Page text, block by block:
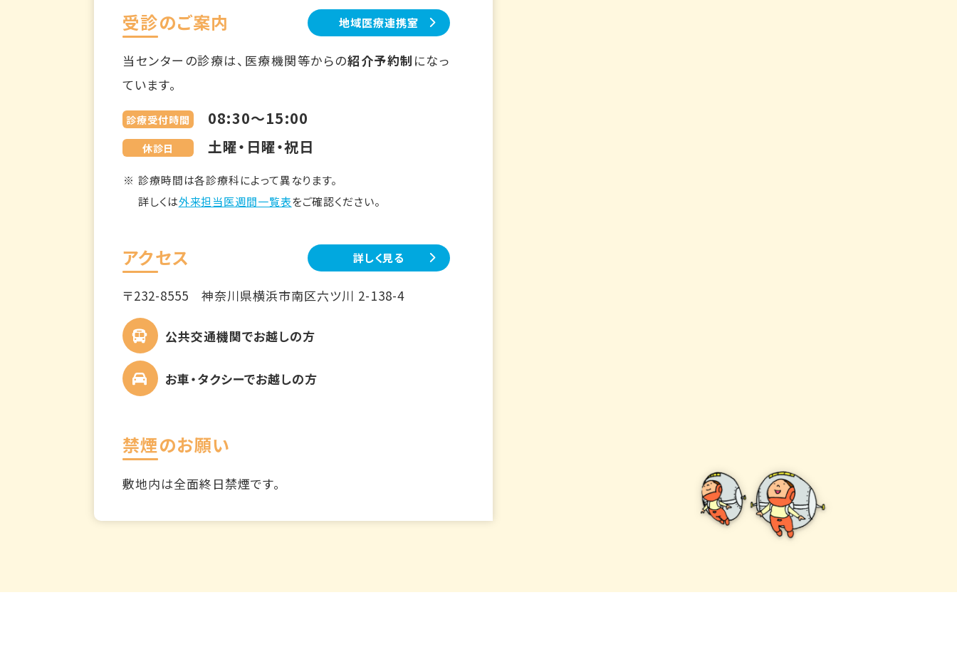
受診のご案内 地域医療連携室
当センターの診療は、医療機関等からの紹介予約制 になっ
ています。
診療受付時間 08:30～15:00
休診日 土曜・日曜・祝日
診療時間は各診療科によって異なります。
詳しくは外来担当医週間一覧表をご確認ください。
アクセス 詳しく見る
〒232-8555神奈川県横浜市南区六ツ川 2-138-4
公共交通機関でお越しの方
お車・タクシーでお越しの方
禁煙のお願い
敷地内は全面終日禁煙です。